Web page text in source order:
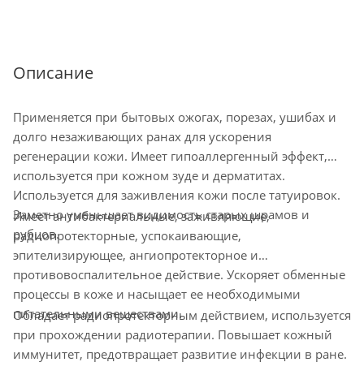
Описание
Применяется при бытовых ожогах, порезах, ушибах и
долго незаживающих ранах для ускорения
регенерации кожи. Имеет гипоаллергенный эффект,
используется при кожном зуде и дерматитах.
Используется для заживления кожи после татуировок.
Заметно уменьшает видимость старых шрамов и
рубцов.
Имеет антибактериальные, заживляющие,
радиопротекторные, успокаивающие,
эпителизирующее, ангиопротекторное и
противовоспалительное действие. Ускоряет обменные
процессы в коже и насыщает ее необходимыми
питательными веществами.
Обладает радиопротекторным действием, используется
при прохождении радиотерапии. Повышает кожный
иммунитет, предотвращает развитие инфекции в ране.